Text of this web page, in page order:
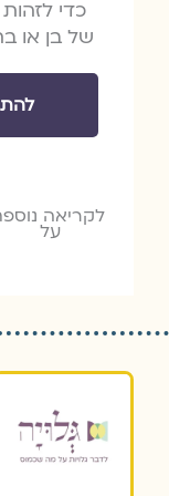
כדי
של בן או
לקריאה
על